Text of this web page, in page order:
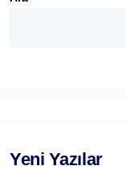
Yeni Yazılar